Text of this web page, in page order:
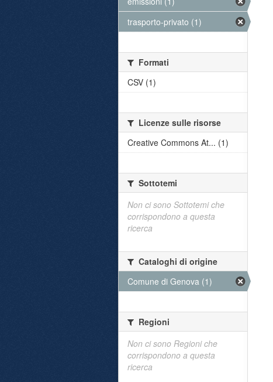
trasporto-privato (1)
Formati
CSV (1)
Licenze sulle risorse
Creative Commons At... (1)
Sottotemi
Non ci sono Sottotemi che
corrispondono a questa
ricerca
Cataloghi di origine
Comune di Genova (1)
Regioni
Non ci sono Regioni che
corrispondono a questa
ricerca